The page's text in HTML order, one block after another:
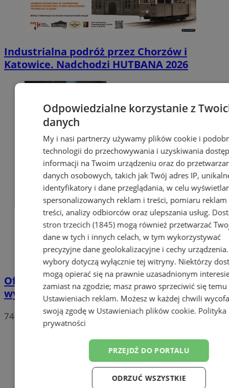
Industrialna podróż przez Chorzów i
Katowice. Nadchodzi HUTBANA 2026
Oficjalne wyniki wyborów: W Chorzowie
wygrywa Rafał Trzaskowski!
74
Odpowiedzialne korzystanie z
danych
My i nasi partnerzy używamy plików cookie i
technologii do przechowywania i uzyskiwania
informacji na Twoim urządzeniu oraz do
danych osobowych, takich jak Twój adres IP,
identyfikatory i dane przeglądania, w celu
spersonalizowanych reklam i treści, pomiaru reklam
treści, analizy odbiorców oraz ulepszania usług.
stron trzecich (1845)mogą również przetwarzać
dane w tych i innych celach, w tym wykorzystywać
precyzyjne dane geolokalizacyjne i cechy
wybory dotyczą wyłącznie tej witryny. Niektórzy
mogą opierać się na prawnie uzasadnionym
zamiast na zgodzie; masz prawo sprzeciwić się temu
Ustawieniach reklam. Możesz w każdej chwili
swoją zgodę w Ustawieniach plików cookie. Polityka
prywatności
PRZEJDŹ DO PORTALU
ODRZUĆ WSZYSTKIE